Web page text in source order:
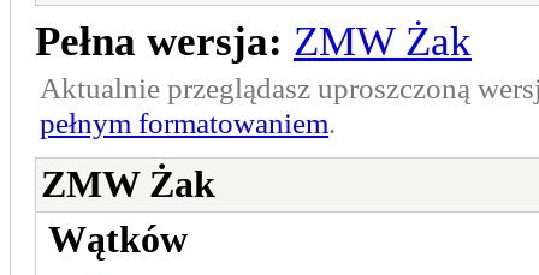
Pełna wersja: ZMW Żak
Aktualnie przeglądasz uproszczoną
pełnym formatowaniem.
ZMW Żak
Wątków